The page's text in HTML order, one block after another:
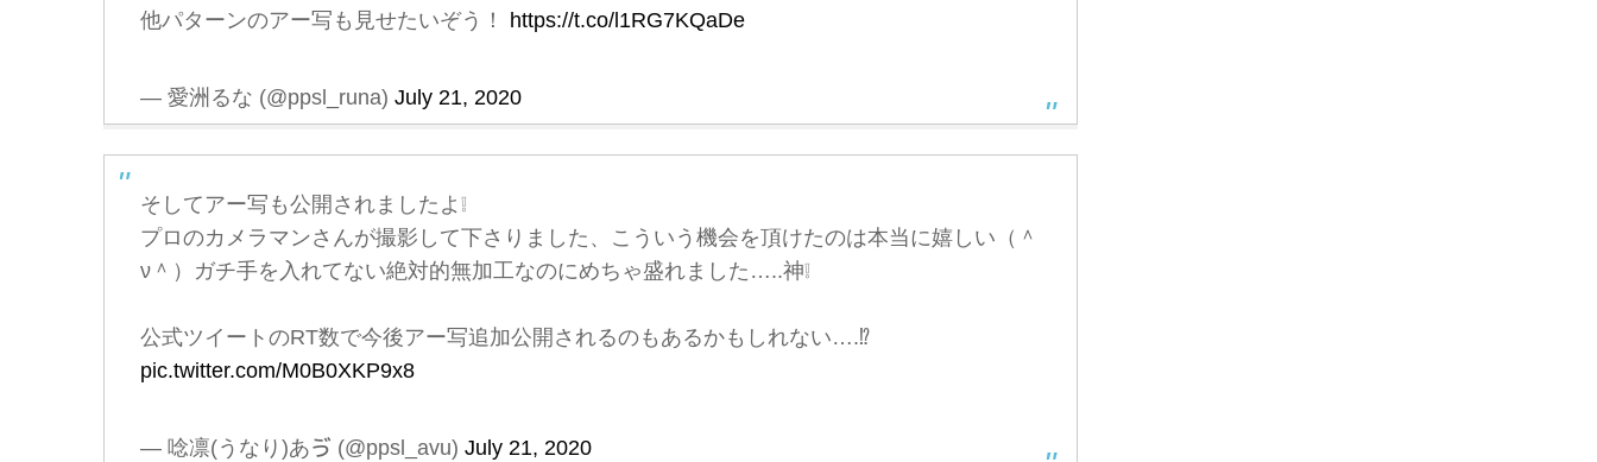
他パターンのアー写も見せたいぞう！ https://t.co/l1RG7KQaDe
— 愛洲るな (@ppsl_runa) July 21, 2020
そしてアー写も公開されましたよ❕
プロのカメラマンさんが撮影して下さりました、こういう機会を頂けたのは本当に嬉しい（＾
ν＾）ガチ手を入れてない絶対的無加工なのにめちゃ盛れました…..神❕
公式ツイートのRT数で今後アー写追加公開されるのもあるかもしれない….⁉️
pic.twitter.com/M0B0XKP9x8
— 唸凛(うなり)あゔ (@ppsl_avu) July 21, 2020